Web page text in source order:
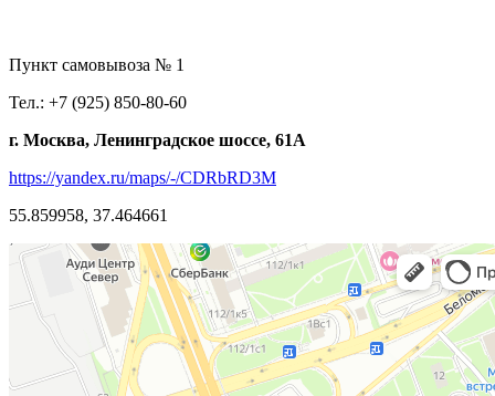
Пункт самовывоза № 1
Тел.: +7 (925) 850-80-60
г. Москва, Ленинградское шоссе, 61А
https://yandex.ru/maps/-/CDRbRD3M
55.859958, 37.464661